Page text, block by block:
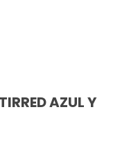
AZUL Y